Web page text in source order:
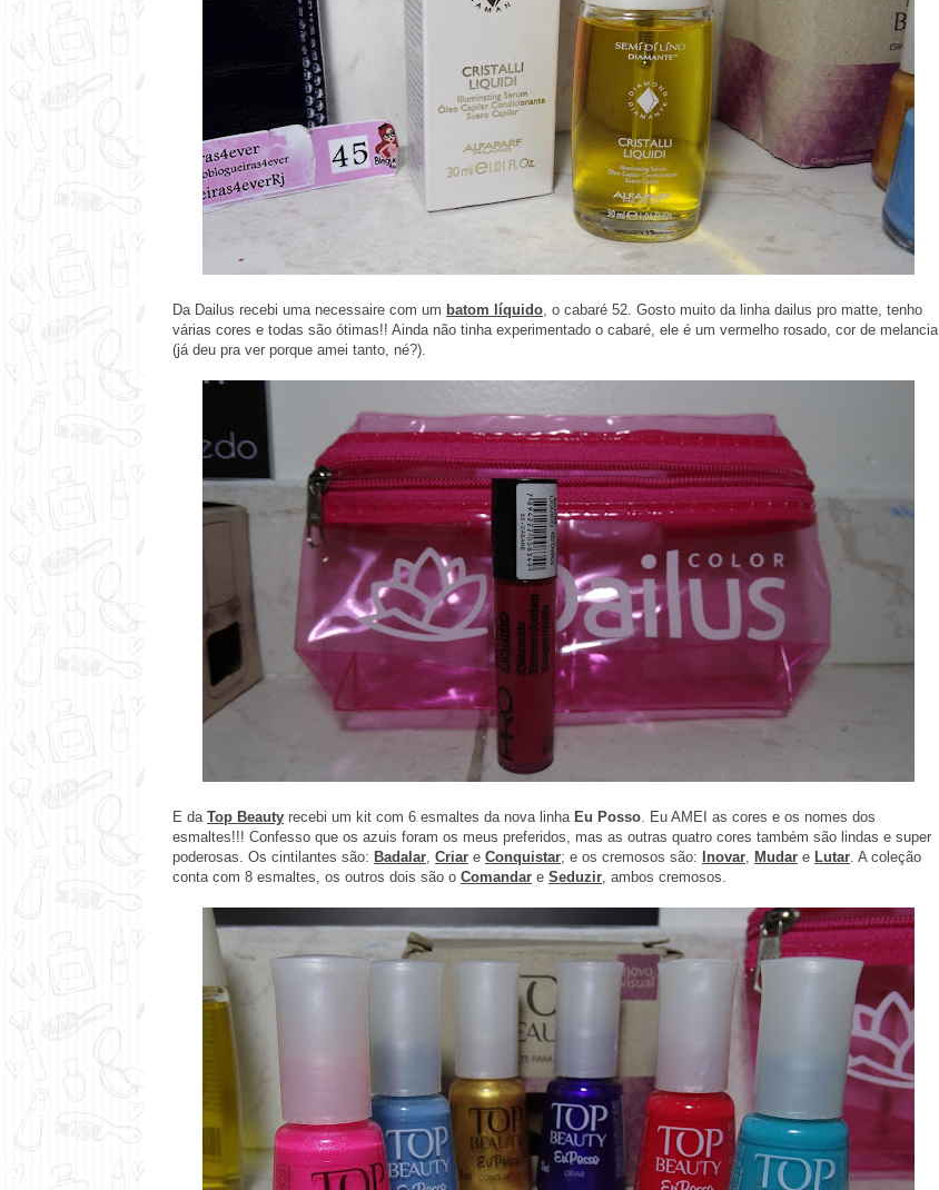
Da Dailus recebi uma necessaire com um batom líquido, o cabaré 52. Gosto muito da linha dailus pro matte, tenho
várias cores e todas são ótimas!! Ainda não tinha experimentado o cabaré, ele é um vermelho rosado, cor de melancia
(já deu pra ver porque amei tanto, né?).
E da Top Beauty recebi um kit com 6 esmaltes da nova linha Eu Posso. Eu AMEI as cores e os nomes dos
esmaltes!!! Confesso que os azuis foram os meus preferidos, mas as outras quatro cores também são lindas e super
poderosas. Os cintilantes são: Badalar, Criar e Conquistar; e os cremosos são: Inovar, Mudar e Lutar. A coleção
conta com 8 esmaltes, os outros dois são o Comandar e Seduzir, ambos cremosos.